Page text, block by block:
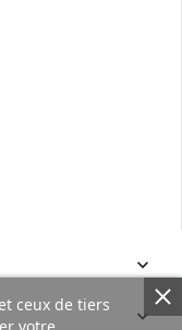


ceux de tiers